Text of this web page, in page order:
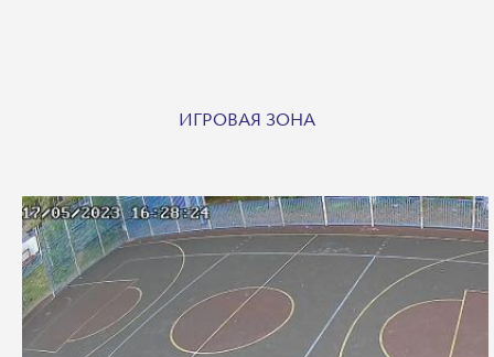
ИГРОВАЯ ЗОНА